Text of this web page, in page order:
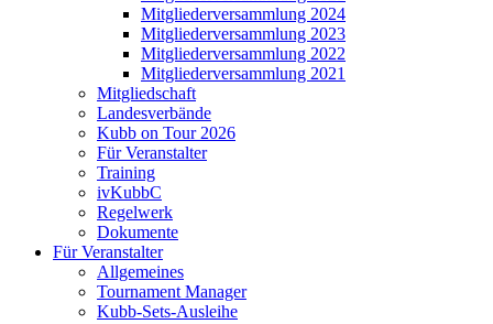
Mitgliederversammlung 2024
Mitgliederversammlung 2023
Mitgliederversammlung 2022
Mitgliederversammlung 2021
Mitgliedschaft
Landesverbände
Kubb on Tour 2026
Für Veranstalter
Training
ivKubbC
Regelwerk
Dokumente
Für Veranstalter
Allgemeines
Tournament Manager
Kubb-Sets-Ausleihe